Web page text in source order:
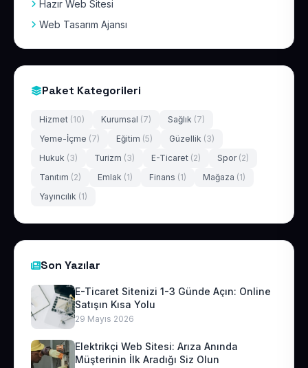
Hazır Web Sitesi
Web Tasarım Ajansı
Paket Kategorileri
Hizmet (10) Kurumsal (7) Sağlık (7)
Yeme-İçme (7) Eğitim (5) Güzellik (3)
Hukuk (3) Turizm (3) E-Ticaret (2) Spor (2)
Tanıtım (2) Emlak (1) Finans (1) Mağaza (1)
Yayıncılık (1)
Son Yazılar
E-Ticaret Sitenizi 1-3 Günde Açın: Online
Satışın Kısa Yolu
29 Mayıs 2026
Elektrikçi Web Sitesi: Arıza Anında
Müşterinin İlk Aradığı Siz Olun